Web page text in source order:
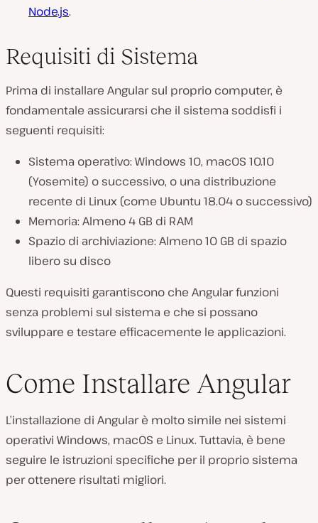
Node.js.
Requisiti di Sistema
Prima di installare Angular sul proprio computer, è
fondamentale assicurarsi che il sistema soddisfi i
seguenti requisiti:
Sistema operativo: Windows 10, macOS 10.10
(Yosemite) o successivo, o una distribuzione
recente di Linux (come Ubuntu 18.04 o successivo)
Memoria: Almeno 4 GB di RAM
Spazio di archiviazione: Almeno 10 GB di spazio
libero su disco
Questi requisiti garantiscono che Angular funzioni
senza problemi sul sistema e che si possano
sviluppare e testare efficacemente le applicazioni.
Come Installare Angular
L’installazione di Angular è molto simile nei sistemi
operativi Windows, macOS e Linux. Tuttavia, è bene
seguire le istruzioni specifiche per il proprio sistema
per ottenere risultati migliori.